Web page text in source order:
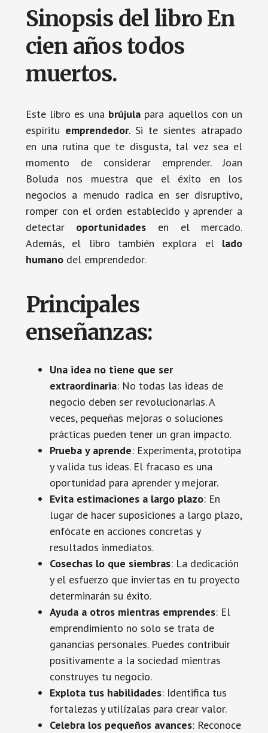
Sinopsis del libro En
cien años todos
muertos.
Este libro es una brújula para aquellos con un
espíritu emprendedor. Si te sientes atrapado
en una rutina que te disgusta, tal vez sea el
momento de considerar emprender. Joan
Boluda nos muestra que el éxito en los
negocios a menudo radica en ser disruptivo,
romper con el orden establecido y aprender a
detectar oportunidades en el mercado.
Además, el libro también explora el lado
humanodel emprendedor.
Principales
enseñanzas:
Una idea no tiene que ser
extraordinaria: No todas las ideas de
negocio deben ser revolucionarias. A
veces, pequeñas mejoras o soluciones
prácticas pueden tener un gran impacto.
Prueba y aprende: Experimenta, prototipa
y valida tus ideas. El fracaso es una
oportunidad para aprender y mejorar.
Evita estimaciones a largo plazo: En
lugar de hacer suposiciones a largo plazo,
enfócate en acciones concretas y
resultados inmediatos.
Cosechas lo que siembras: La dedicación
y el esfuerzo que inviertas en tu proyecto
determinarán su éxito.
Ayuda a otros mientras emprendes: El
emprendimiento no solo se trata de
ganancias personales. Puedes contribuir
positivamente a la sociedad mientras
construyes tu negocio.
Explota tus habilidades: Identifica tus
fortalezas y utilízalas para crear valor.
Celebra los pequeños avances: Reconoce